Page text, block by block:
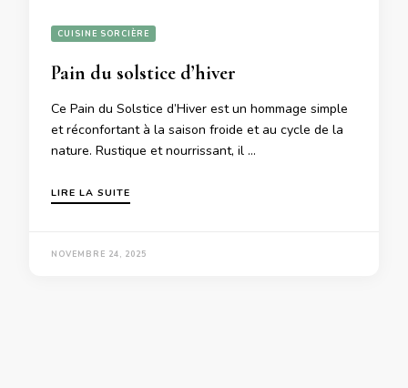
CUISINE SORCIÈRE
Pain du solstice d’hiver
Ce Pain du Solstice d’Hiver est un hommage simple
et réconfortant à la saison froide et au cycle de la
nature. Rustique et nourrissant, il …
LIRE LA SUITE
NOVEMBRE 24, 2025